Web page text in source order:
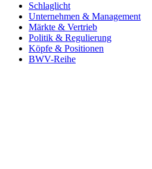
Schlaglicht
Unternehmen & Management
Märkte & Vertrieb
Politik & Regulierung
Köpfe & Positionen
BWV-Reihe